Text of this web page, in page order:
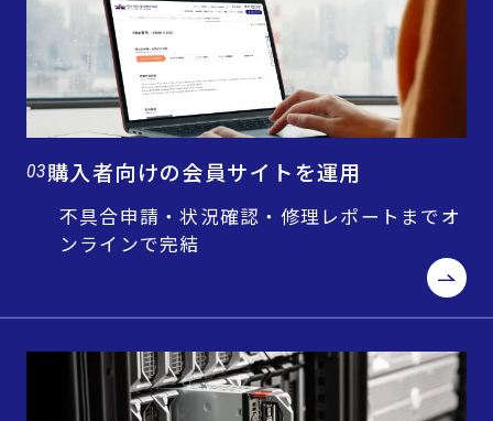
03購入者向けの会員サイトを運用
不具合申請・状況確認・修理レポートまでオ
ンラインで完結